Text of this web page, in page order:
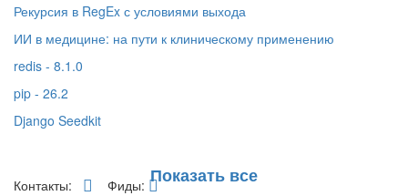
Рекурсия в RegEx с условиями выхода
ИИ в медицине: на пути к клиническому применению
redis - 8.1.0
pip - 26.2
Django Seedkit
Показать все
Контакты:
Фиды: